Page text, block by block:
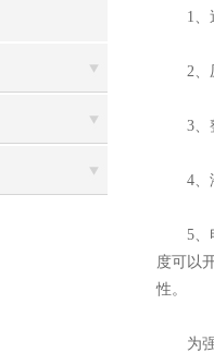
1、送
2、压
3、整
4、液
5、电
度可以
性。
为强